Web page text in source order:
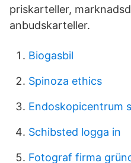
priskarteller,
anbudskarteller.
Biogasbil
Spinoza ethics
Endoskopicentrum
Schibsted logga in
Fotograf firma